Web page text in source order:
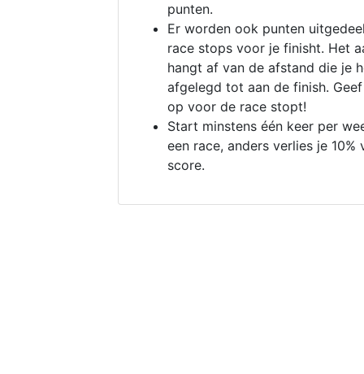
punten.
Er worden ook punten
race stops voor je finisht. Het
hangt af van de afstand die je
afgelegd tot aan de finish.
op voor de race stopt!
Start minstens één keer per
een race, anders verlies je 10%
score.